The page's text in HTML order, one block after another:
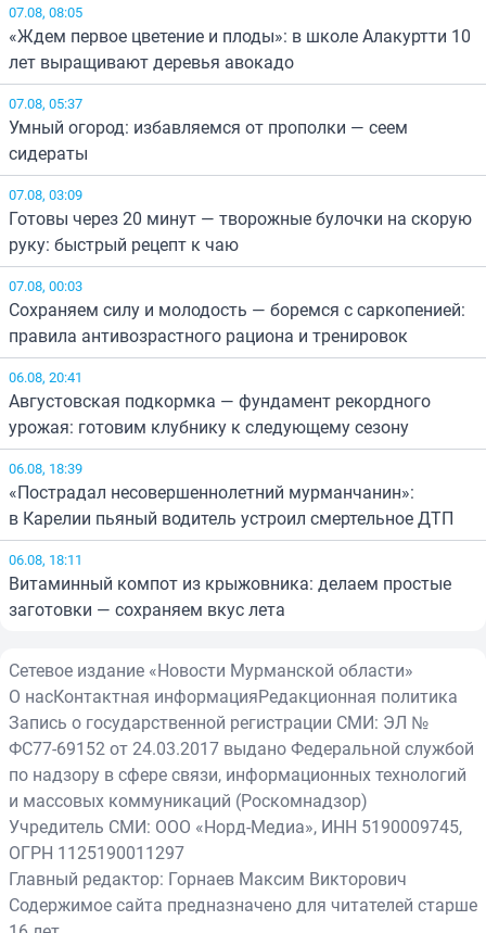
07.08, 08:05
«Ждем первое цветение и плоды»: в школе Алакуртти 10
лет выращивают деревья авокадо
07.08, 05:37
Умный огород: избавляемся от прополки — сеем
сидераты
07.08, 03:09
Готовы через 20 минут — творожные булочки на скорую
руку: быстрый рецепт к чаю
07.08, 00:03
Сохраняем силу и молодость — боремся с саркопенией:
правила антивозрастного рациона и тренировок
06.08, 20:41
Августовская подкормка — фундамент рекордного
урожая: готовим клубнику к следующему сезону
06.08, 18:39
«Пострадал несовершеннолетний мурманчанин»:
в Карелии пьяный водитель устроил смертельное ДТП
06.08, 18:11
Витаминный компот из крыжовника: делаем простые
заготовки — сохраняем вкус лета
Сетевое издание «Новости Мурманской области»
О насКонтактная информацияРедакционная политика
Запись о государственной регистрации СМИ: ЭЛ №
ФС77-69152 от 24.03.2017 выдано Федеральной службой
по надзору в сфере связи, информационных технологий
и массовых коммуникаций (Роскомнадзор)
Учредитель СМИ: ООО «Норд-Медиа», ИНН 5190009745,
ОГРН 1125190011297
Главный редактор: Горнаев Максим Викторович
Содержимое сайта предназначено для читателей старше